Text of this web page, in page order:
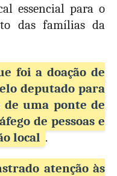
essencial para o
das famílias da
foi a doação de
deputado para
uma ponte de
de pessoas e
local .
atenção às